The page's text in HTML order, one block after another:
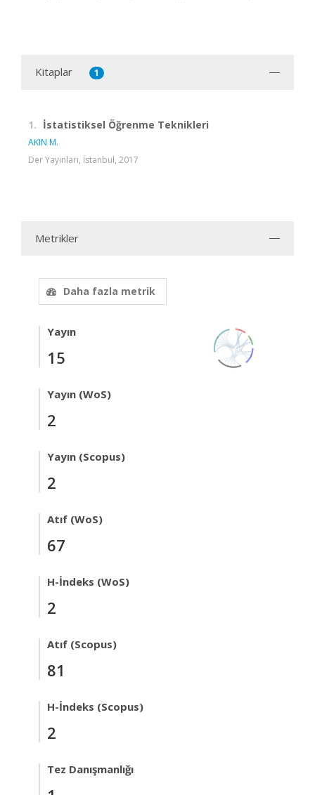
Kitaplar 1
1. İstatistiksel Öğrenme Teknikleri
AKIN M.
Der Yayınları, İstanbul, 2017
Metrikler
Daha fazla metrik
Yayın
15
Yayın (WoS)
2
Yayın (Scopus)
2
Atıf (WoS)
67
H-İndeks (WoS)
2
Atıf (Scopus)
81
H-İndeks (Scopus)
2
Tez Danışmanlığı